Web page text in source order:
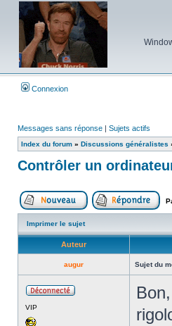
Connexion
Messages sans réponse | Sujets actifs
Index du forum » Discussions généralistes
Contrôler un
Poster un nouveau sujet
Imprimer le sujet
Auteur
augur Sujet du
VIP